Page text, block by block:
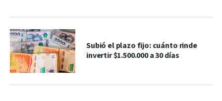
Subió el plazo fijo: cuánto rinde
invertir $1.500.000 a 30 días